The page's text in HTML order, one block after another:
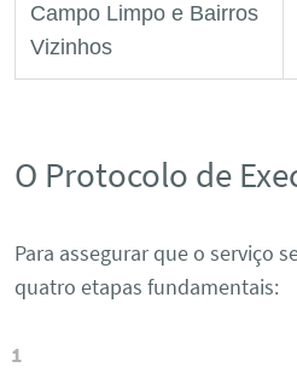
Campo Limpo e Bairros
Vizinhos
O Protocolo de
Para assegurar que o serviço
quatro etapas fundamentais: